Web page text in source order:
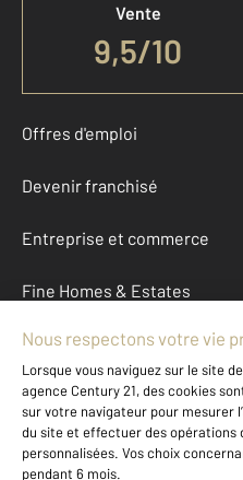
Vente
9,5/10
Offres d'emploi
Devenir franchisé
Entreprise et commerce
Fine Homes & Estates
À propos
International
Nous contacter